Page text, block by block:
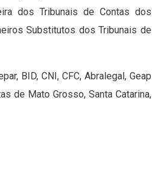
dos Tribunais de Contas dos
Substitutos dos Tribunais de
BID, CNI, CFC, Abralegal, Geap
de Mato Grosso, Santa Catarina,